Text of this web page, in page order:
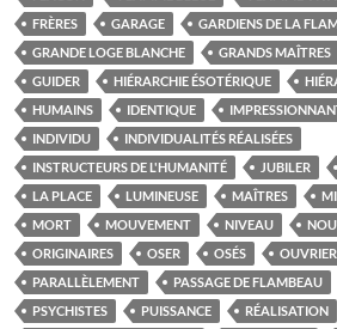
FRÈRES
GARAGE GARDIENS DE LA
GRANDE LOGE BLANCHE
GRANDS MAÎTRES
GUIDER
HIÉRARCHIE ÉSOTÉRIQUE
HUMAINS
IDENTIQUE
INDIVIDU
INDIVIDUALITÉS RÉALISÉES
INSTRUCTEURS DE L'HUMANITÉ
JUBILER
LA PLACE
LUMINEUSE MAÎTRES
MORT
MOUVEMENT NIVEAU
ORIGINAIRES
OSER OSÉS
PARALLÈLEMENT
PASSAGE DE FLAMBEAU
PSYCHISTES
PUISSANCE
RÉALISATION